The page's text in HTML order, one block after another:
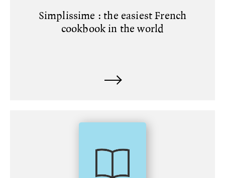
Simplissime : the easiest French
cookbook in the world